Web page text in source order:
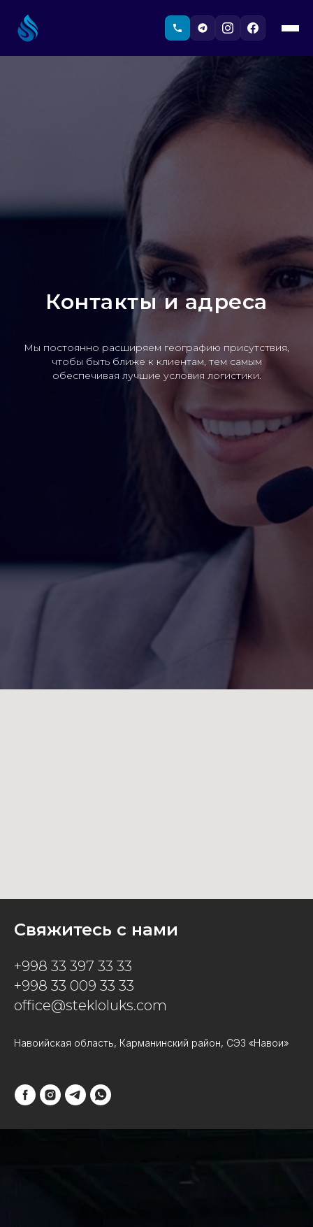
Контакты и адреса
Мы постоянно расширяем географию присутствия,
чтобы быть ближе к клиентам, тем самым
обеспечивая лучшие условия логистики.
Свяжитесь с нами
+998 33 397 33 33
+998 33 009 33 33
office@stekloluks.com
Навоийская область, Карманинский район, СЭЗ «Навои»